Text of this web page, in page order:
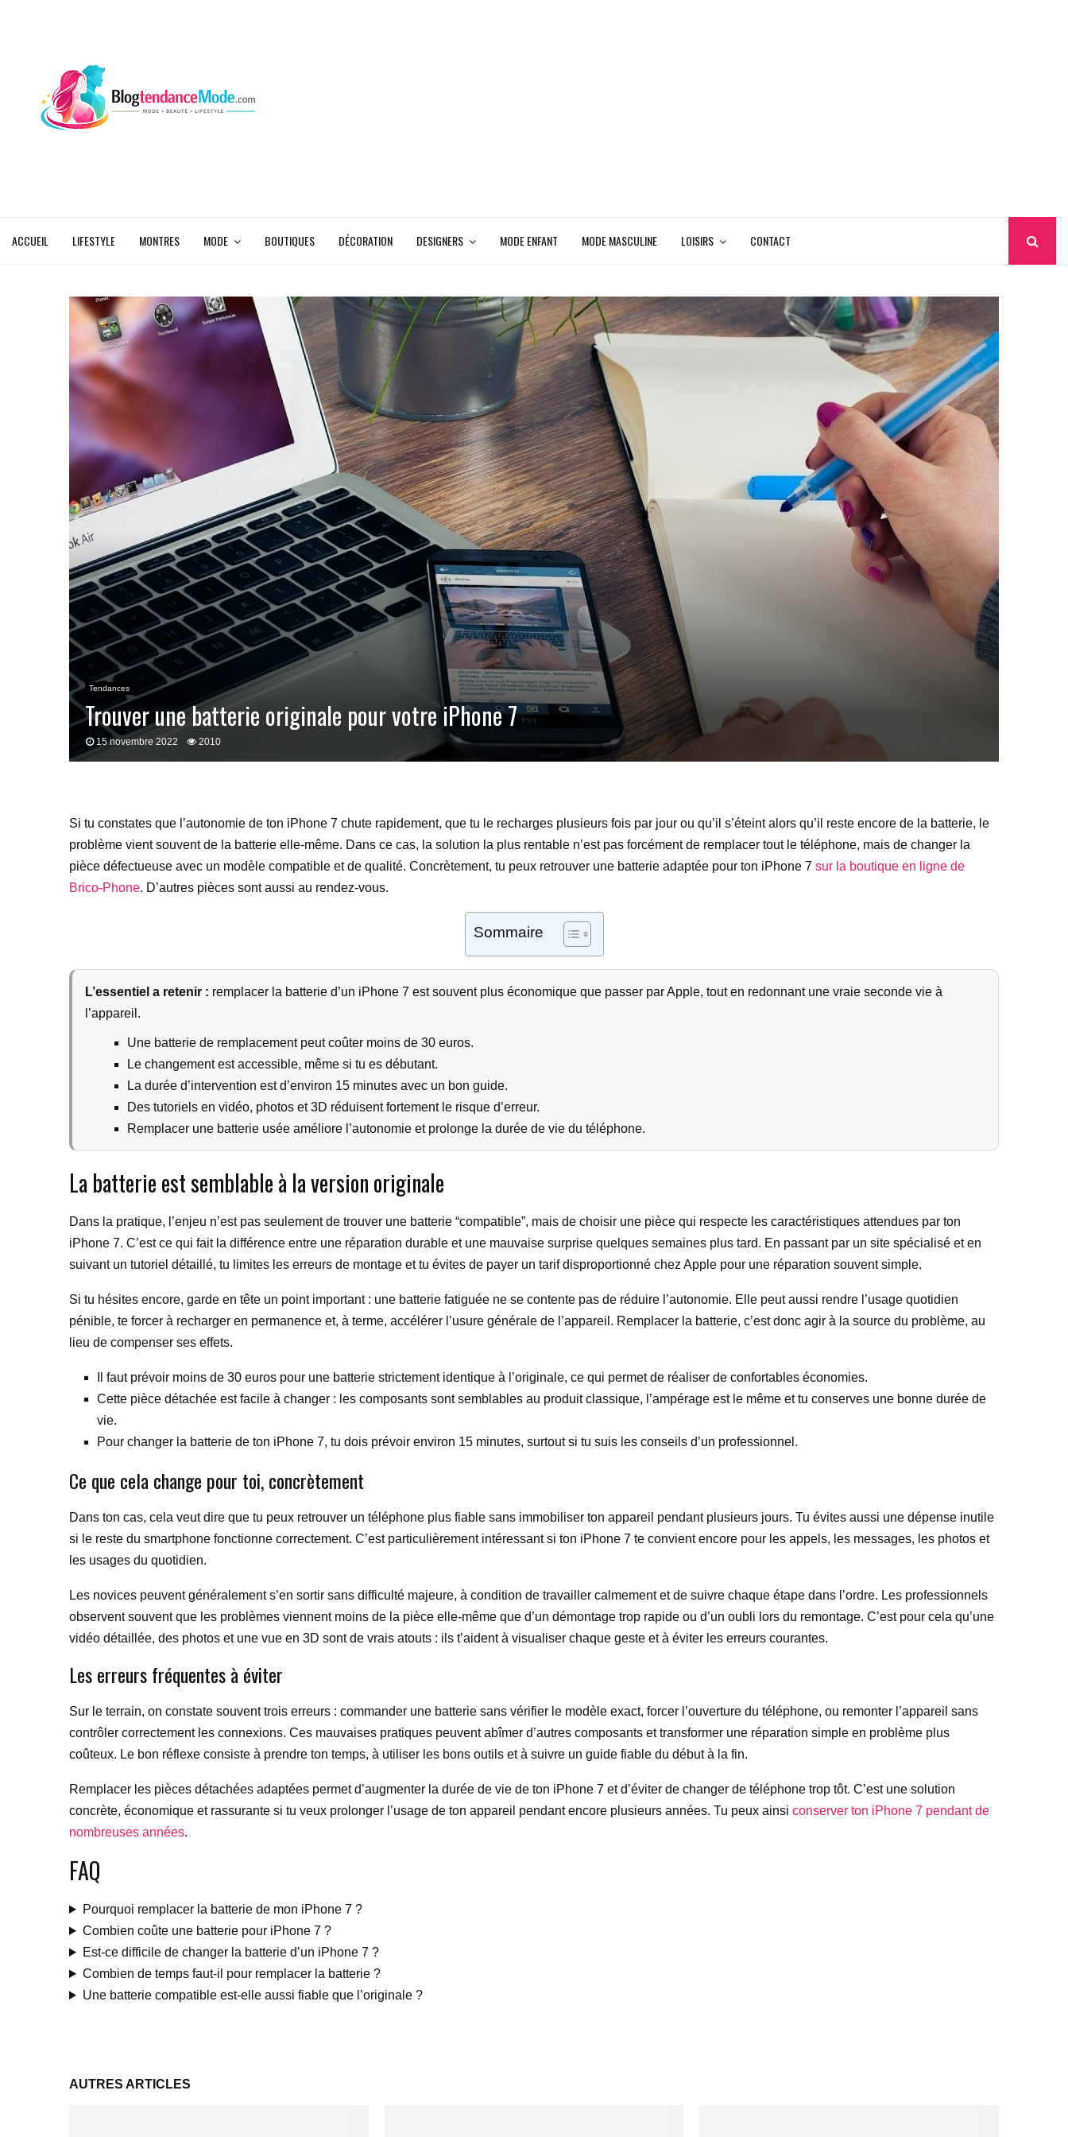
ACCUEIL LIFESTYLE MONTRES MODE BOUTIQUES DÉCORATION DESIGNERS MODE ENFANT MODE MASCULINE LOISIRS CONTACT
Tendances
Trouver une batterie originale pour votre iPhone 7
15 novembre 2022 2010
Si tu constates que l’autonomie de ton iPhone 7 chute rapidement, que tu le recharges plusieurs fois par jour ou qu’il s’éteint alors qu’il reste encore de la batterie, le
problème vient souvent de la batterie elle-même. Dans ce cas, la solution la plus rentable n’est pas forcément de remplacer tout le téléphone, mais de changer la
pièce défectueuse avec un modèle compatible et de qualité. Concrètement, tu peux retrouver une batterie adaptée pour ton iPhone 7 sur la boutique en ligne de
Brico-Phone. D’autres pièces sont aussi au rendez-vous.
Sommaire
L’essentiel a retenir : remplacer la batterie d’un iPhone 7 est souvent plus économique que passer par Apple, tout en redonnant une vraie seconde vie à
l’appareil.
Une batterie de remplacement peut coûter moins de 30 euros.
Le changement est accessible, même si tu es débutant.
La durée d’intervention est d’environ 15 minutes avec un bon guide.
Des tutoriels en vidéo, photos et 3D réduisent fortement le risque d’erreur.
Remplacer une batterie usée améliore l’autonomie et prolonge la durée de vie du téléphone.
La batterie est semblable à la version originale
Dans la pratique, l’enjeu n’est pas seulement de trouver une batterie “compatible”, mais de choisir une pièce qui respecte les caractéristiques attendues par ton
iPhone 7. C’est ce qui fait la différence entre une réparation durable et une mauvaise surprise quelques semaines plus tard. En passant par un site spécialisé et en
suivant un tutoriel détaillé, tu limites les erreurs de montage et tu évites de payer un tarif disproportionné chez Apple pour une réparation souvent simple.
Si tu hésites encore, garde en tête un point important : une batterie fatiguée ne se contente pas de réduire l’autonomie. Elle peut aussi rendre l’usage quotidien
pénible, te forcer à recharger en permanence et, à terme, accélérer l’usure générale de l’appareil. Remplacer la batterie, c’est donc agir à la source du problème, au
lieu de compenser ses effets.
Il faut prévoir moins de 30 euros pour une batterie strictement identique à l’originale, ce qui permet de réaliser de confortables économies.
Cette pièce détachée est facile à changer : les composants sont semblables au produit classique, l’ampérage est le même et tu conserves une bonne durée de
vie.
Pour changer la batterie de ton iPhone 7, tu dois prévoir environ 15 minutes, surtout si tu suis les conseils d’un professionnel.
Ce que cela change pour toi, concrètement
Dans ton cas, cela veut dire que tu peux retrouver un téléphone plus fiable sans immobiliser ton appareil pendant plusieurs jours. Tu évites aussi une dépense inutile
si le reste du smartphone fonctionne correctement. C’est particulièrement intéressant si ton iPhone 7 te convient encore pour les appels, les messages, les photos et
les usages du quotidien.
Les novices peuvent généralement s’en sortir sans difficulté majeure, à condition de travailler calmement et de suivre chaque étape dans l’ordre. Les professionnels
observent souvent que les problèmes viennent moins de la pièce elle-même que d’un démontage trop rapide ou d’un oubli lors du remontage. C’est pour cela qu’une
vidéo détaillée, des photos et une vue en 3D sont de vrais atouts : ils t’aident à visualiser chaque geste et à éviter les erreurs courantes.
Les erreurs fréquentes à éviter
Sur le terrain, on constate souvent trois erreurs : commander une batterie sans vérifier le modèle exact, forcer l’ouverture du téléphone, ou remonter l’appareil sans
contrôler correctement les connexions. Ces mauvaises pratiques peuvent abîmer d’autres composants et transformer une réparation simple en problème plus
coûteux. Le bon réflexe consiste à prendre ton temps, à utiliser les bons outils et à suivre un guide fiable du début à la fin.
Remplacer les pièces détachées adaptées permet d’augmenter la durée de vie de ton iPhone 7 et d’éviter de changer de téléphone trop tôt. C’est une solution
concrète, économique et rassurante si tu veux prolonger l’usage de ton appareil pendant encore plusieurs années. Tu peux ainsi conserver ton iPhone 7 pendant de
nombreuses années.
FAQ
Pourquoi remplacer la batterie de mon iPhone 7 ?
Combien coûte une batterie pour iPhone 7 ?
Est-ce difficile de changer la batterie d’un iPhone 7 ?
Combien de temps faut-il pour remplacer la batterie ?
Une batterie compatible est-elle aussi fiable que l’originale ?
AUTRES ARTICLES